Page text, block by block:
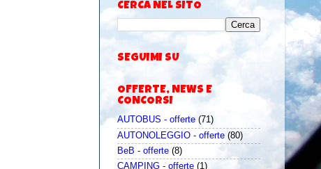
CERCA NEL SITO
SEGUIMI SU
OFFERTE, NEWS E
CONCORSI
AUTOBUS - offerte (71)
AUTONOLEGGIO - offerte (80)
BeB - offerte (8)
CAMPING - offerte (1)